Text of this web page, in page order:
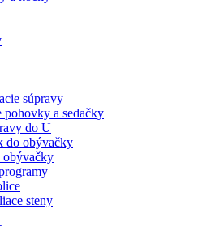
súpravy
pohovky a sedačky
do U
do obývačky
steny